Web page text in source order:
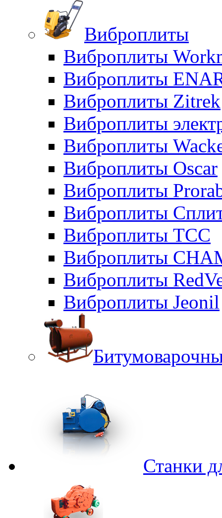
Виброплиты
Виброплиты
Виброплиты
Виброплиты Zitrek
Виброплиты
Виброплиты
Виброплиты Oscar
Виброплиты
Виброплиты
Виброплиты ТСС
Виброплиты
Виброплиты
Виброплиты Jeonil
Станки